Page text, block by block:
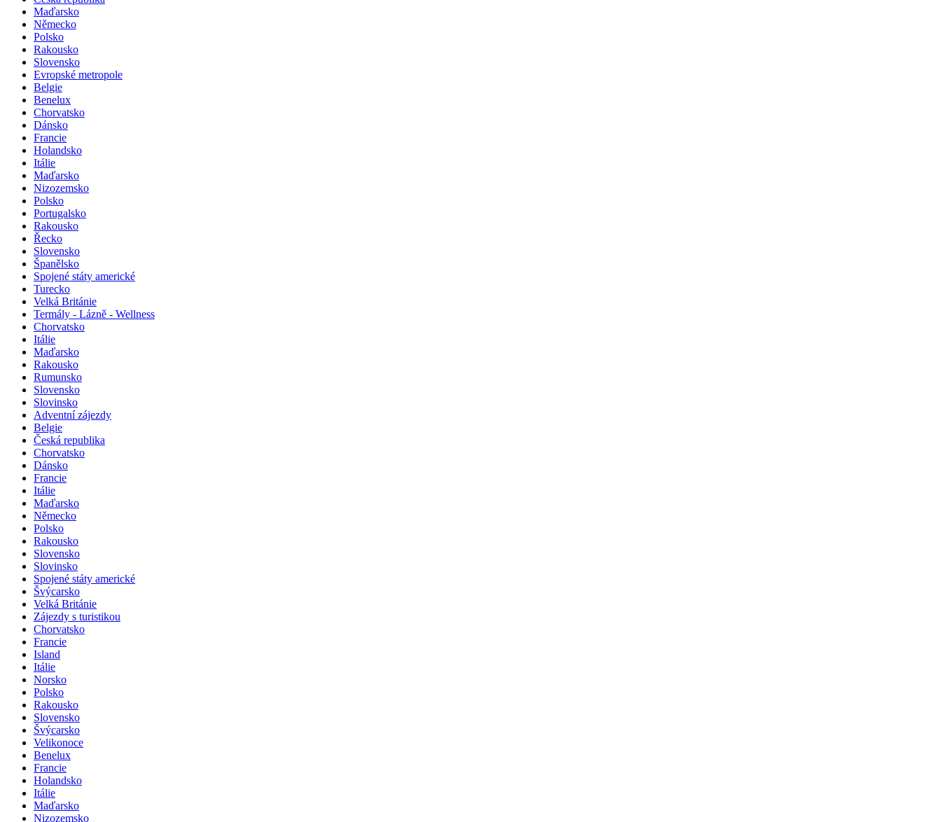
Maďarsko
Německo
Polsko
Rakousko
Slovensko
Evropské metropole
Belgie
Benelux
Chorvatsko
Dánsko
Francie
Holandsko
Itálie
Maďarsko
Nizozemsko
Polsko
Portugalsko
Rakousko
Řecko
Slovensko
Španělsko
Spojené státy americké
Turecko
Velká Británie
Termály - Lázně - Wellness
Chorvatsko
Itálie
Maďarsko
Rakousko
Rumunsko
Slovensko
Slovinsko
Adventní zájezdy
Belgie
Česká republika
Chorvatsko
Dánsko
Francie
Itálie
Maďarsko
Německo
Polsko
Rakousko
Slovensko
Slovinsko
Spojené státy americké
Švýcarsko
Velká Británie
Zájezdy s turistikou
Chorvatsko
Francie
Island
Itálie
Norsko
Polsko
Rakousko
Slovensko
Švýcarsko
Velikonoce
Benelux
Francie
Holandsko
Itálie
Maďarsko
Nizozemsko